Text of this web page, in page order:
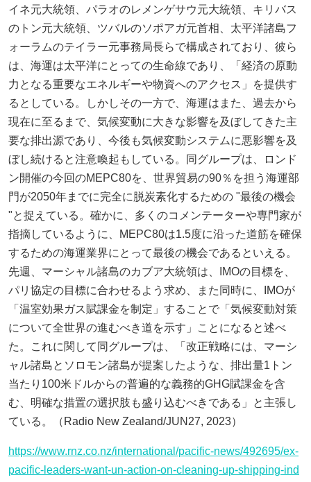
イネ元大統領、パラオのレメンゲサウ元大統領、キリバス
のトン元大統領、ツバルのソポアガ元首相、太平洋諸島フ
ォーラムのテイラー元事務局長らで構成されており、彼ら
は、海運は太平洋にとっての生命線であり、「経済の原動
力となる重要なエネルギーや物資へのアクセス」を提供す
るとしている。しかしその一方で、海運はまた、過去から
現在に至るまで、気候変動に大きな影響を及ぼしてきた主
要な排出源であり、今後も気候変動システムに悪影響を及
ぼし続けると注意喚起もしている。同グループは、ロンド
ン開催の今回のMEPC80を、世界貿易の90％を担う海運部
門が2050年までに完全に脱炭素化するための "最後の機会
"と捉えている。確かに、多くのコメンテーターや専門家が
指摘しているように、MEPC80は1.5度に沿った道筋を確保
するための海運業界にとって最後の機会であるといえる。
先週、マーシャル諸島のカブア大統領は、IMOの目標を、
パリ協定の目標に合わせるよう求め、また同時に、IMOが
「温室効果ガス賦課金を制定」することで「気候変動対策
について全世界の進むべき道を示す」ことになると述べ
た。これに関して同グループは、「改正戦略には、マーシ
ャル諸島とソロモン諸島が提案したような、排出量1トン
当たり100米ドルからの普遍的な義務的GHG賦課金を含
む、明確な措置の選択肢も盛り込むべきである」と主張し
ている。（Radio New Zealand/JUN27, 2023）
https://www.rnz.co.nz/international/pacific-news/492695/ex-
pacific-leaders-want-un-action-on-cleaning-up-shipping-ind